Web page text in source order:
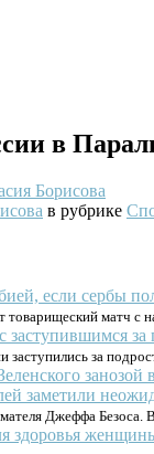
в
Борисова
в рубрике
товарищеский матч с
заступились за
Джеффа